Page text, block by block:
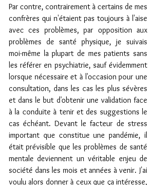
Par contre, contrairement à certains de mes
confrères qui n'étaient pas toujours à l'aise
avec ces problèmes, par opposition aux
problèmes de santé physique, je suivais
moi-même la plupart de mes patients sans
les référer en psychiatrie, sauf évidemment
lorsque nécessaire et à l'occasion pour une
consultation, dans les cas les plus sévères
et dans le but d'obtenir une validation face
à la conduite à tenir et des suggestions le
cas échéant. Devant le facteur de stress
important que constitue une pandémie, il
était prévisible que les problèmes de santé
mentale deviennent un véritable enjeu de
société dans les mois et années à venir. J'ai
voulu alors donner à ceux que ça intéresse,